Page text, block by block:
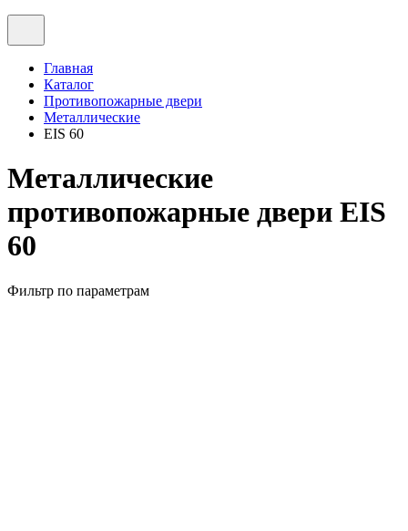
Главная
Каталог
Противопожарные двери
Металлические
EIS 60
Металлические
противопожарные двери EIS
60
Фильтр по параметрам